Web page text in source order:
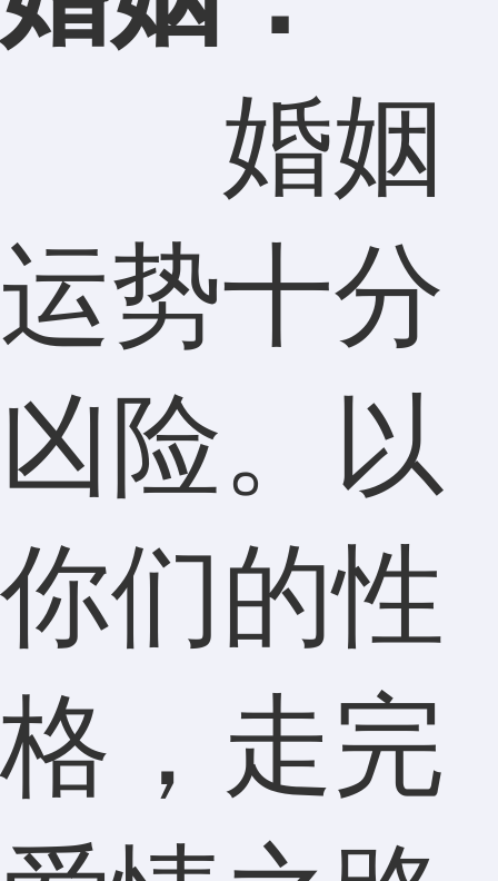
婚姻
运势十分
凶险。以
你们的性
格，走完